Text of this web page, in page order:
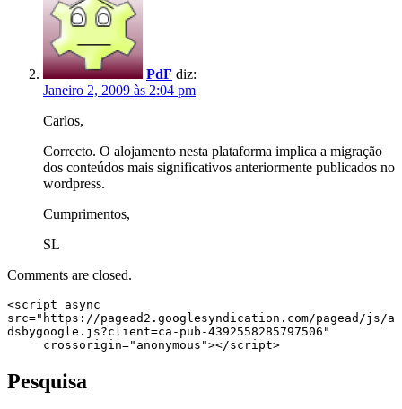
PdF diz:
Janeiro 2, 2009 às 2:04 pm
Carlos,
Correcto. O alojamento nesta plataforma implica a migração
dos conteúdos mais significativos anteriormente publicados no
wordpress.
Cumprimentos,
SL
Comments are closed.
<script async
src="https://pagead2.googlesyndication.com/pagead/js/a
dsbygoogle.js?client=ca-pub-4392558285797506"
     crossorigin="anonymous"></script>
Pesquisa